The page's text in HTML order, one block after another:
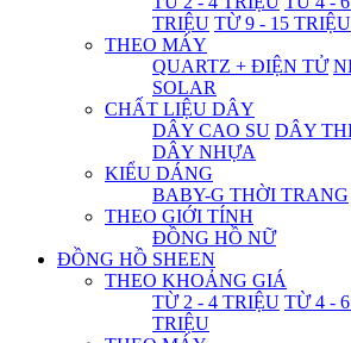
TRIỆU TỪ 9 - 15 TRIỆU
THEO MÁY
QUARTZ + ĐIỆN TỬ
SOLAR
CHẤT LIỆU DÂY
DÂY CAO SU DÂY
DÂY NHỰA
KIỂU DÁNG
BABY-G THỜI TRANG
THEO GIỚI TÍNH
ĐỒNG HỒ NỮ
ĐỒNG HỒ SHEEN
THEO KHOẢNG GIÁ
TỪ 2 - 4 TRIỆU TỪ 4 -
TRIỆU